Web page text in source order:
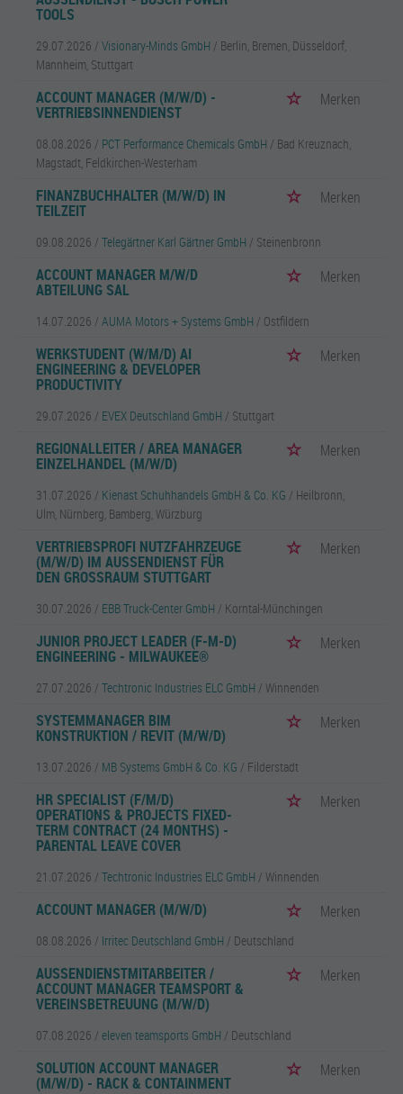
OOLS
29.07.2026 / Visionary-Minds GmbH / Berlin, Bremen, Düsseldorf,
Mannheim, Stuttgart
ACCOUNT MANAGER (M/W/D) -
VERTRIEBSINNENDIENST
Merken
08.08.2026 / PCT Performance Chemicals GmbH / Bad Kreuznach,
Magstadt, Feldkirchen-Westerham
FINANZBUCHHALTER (M/W/D) IN
TEILZEIT
Merken
09.08.2026 / Telegärtner Karl Gärtner GmbH / Steinenbronn
ACCOUNT MANAGER M/W/D
ABTEILUNG SAL
Merken
14.07.2026 / AUMA Motors + Systems GmbH / Ostfildern
WERKSTUDENT (W/M/D) AI
ENGINEERING & DEVELOPER
PRODUCTIVITY
Merken
29.07.2026 / EVEX Deutschland GmbH / Stuttgart
REGIONALLEITER / AREA MANAGER
EINZELHANDEL (M/W/D)
Merken
31.07.2026 / Kienast Schuhhandels GmbH & Co. KG / Heilbronn,
Ulm, Nürnberg, Bamberg, Würzburg
VERTRIEBSPROFI NUTZFAHRZEUGE
(M/W/D) IM AUSSENDIENST FÜR
DEN GROSSRAUM STUTTGART
Merken
30.07.2026 / EBB Truck-Center GmbH / Korntal-Münchingen
JUNIOR PROJECT LEADER (F-M-D)
ENGINEERING - MILWAUKEE®
Merken
27.07.2026 / Techtronic Industries ELC GmbH / Winnenden
SYSTEMMANAGER BIM
KONSTRUKTION / REVIT (M/W/D)
Merken
13.07.2026 / MB Systems GmbH & Co. KG / Filderstadt
HR SPECIALIST (F/M/D)
OPERATIONS & PROJECTS FIXED-
TERM CONTRACT (24 MONTHS) -
PARENTAL LEAVE COVER
Merken
21.07.2026 / Techtronic Industries ELC GmbH / Winnenden
ACCOUNT MANAGER (M/W/D) Merken
08.08.2026 / Irritec Deutschland GmbH / Deutschland
AUSSENDIENSTMITARBEITER / A
CCOUNT MANAGER TEAMSPORT & V
EREINSBETREUUNG (M/W/D)
Merken
07.08.2026 / eleven teamsports GmbH / Deutschland
SOLUTION ACCOUNT MANAGER
(M/W/D) - RACK & CONTAINMENT
Merken